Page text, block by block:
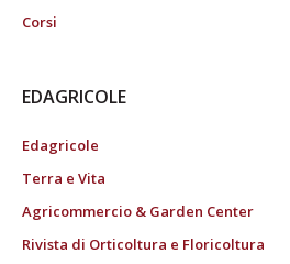
Corsi
EDAGRICOLE
Edagricole
Terra e Vita
Agricommercio & Garden Center
Rivista di Orticoltura e Floricoltura